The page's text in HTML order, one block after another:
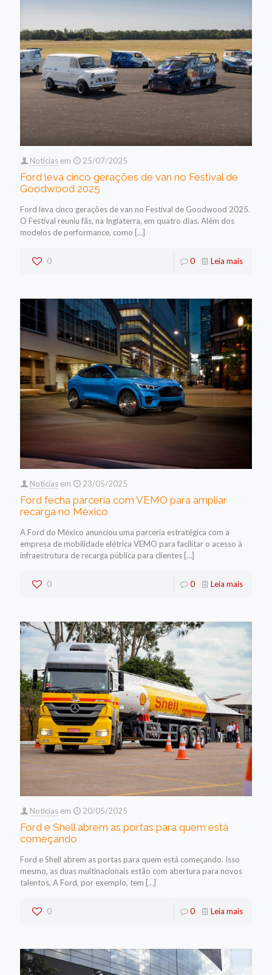
Noticias em 25/07/2025
Ford leva cinco gerações de van no Festival de
Goodwood 2025
Ford leva cinco gerações de van no Festival de Goodwood 2025.
O Festival reuniu fãs, na Inglaterra, em quatro dias. Além dos
modelos de performance, como […]
0 0 Leia mais
Noticias em 23/05/2025
Ford fecha parceria com VEMO para ampliar
recarga no México
A Ford do México anunciou uma parceria estratégica com a
empresa de mobilidade elétrica VEMO para facilitar o acesso à
infraestrutura de recarga pública para clientes […]
0 0 Leia mais
Noticias em 20/05/2025
Ford e Shell abrem as portas para quem está
começando
Ford e Shell abrem as portas para quem está começando. Isso
mesmo, as duas multinacionais estão com abertura para novos
talentos. A Ford, por exemplo, tem […]
0 0 Leia mais